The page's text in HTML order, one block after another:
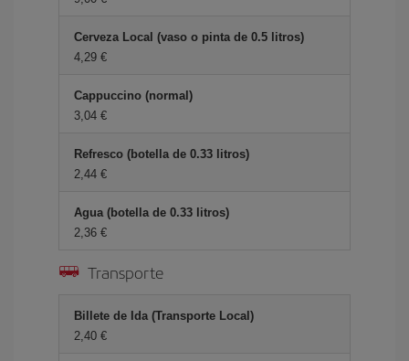
Cerveza Local (vaso o pinta de 0.5 litros)
4,29 €
Cappuccino (normal)
3,04 €
Refresco (botella de 0.33 litros)
2,44 €
Agua (botella de 0.33 litros)
2,36 €
Transporte
Billete de Ida (Transporte Local)
2,40 €